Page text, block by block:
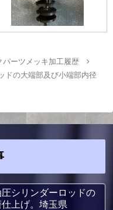
パーツメッキ加工履歴
ドの大端部及び小端部内径
圧シリンダーロッドの
上げ。埼玉県